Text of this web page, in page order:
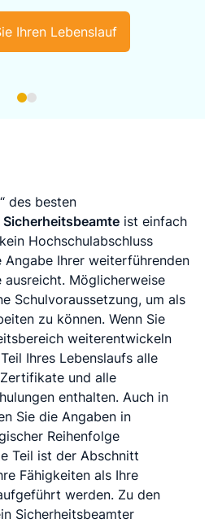
Ihren Lebenslauf
des besten
ist einfach
Hochschulabschluss
Ihrer weiterführenden
ausreicht. Möglicherweise
Schulvoraussetzung, um als
zu können. Wenn Sie
weiterentwickeln
Ihres Lebenslaufs alle
und alle
enthalten. Auch in
Sie die Angaben in
Reihenfolge
Teil ist der Abschnitt
Fähigkeiten als Ihre
werden. Zu den
Sicherheitsbeamter